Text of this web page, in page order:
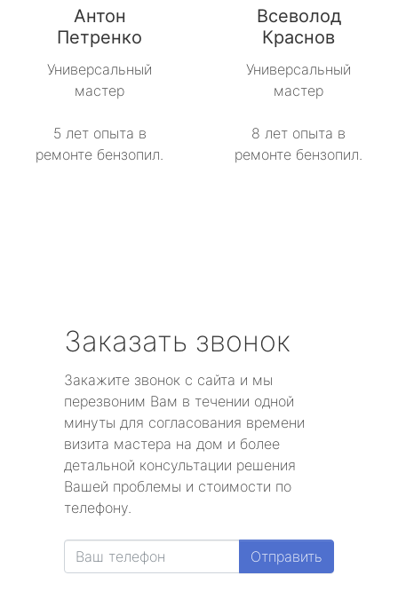
Антон
Петренко
Универсальный
мастер
5 лет опыта в
ремонте бензопил.
Всеволод
Краснов
Универсальный
мастер
8 лет опыта в
ремонте бензопил.
Заказать звонок
Закажите звонок с сайта и мы
перезвоним Вам в течении одной
минуты для согласования времени
визита мастера на дом и более
детальной консультации решения
Вашей проблемы и стоимости по
телефону.
Отправить